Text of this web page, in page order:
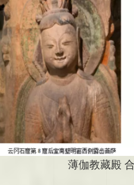
薄伽教藏殿